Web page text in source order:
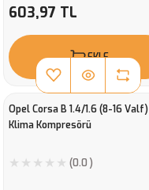
603,97 TL
EKLE
Opel Corsa B 1.4/1.6 (8-16 Valf)
Klima Kompresörü
(0.0 )